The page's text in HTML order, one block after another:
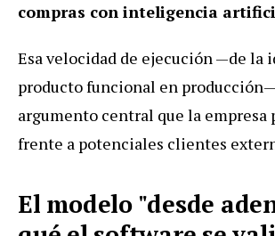
compras con inteligencia
Esa velocidad de ejecución —de la
producto funcional en
argumento central que la empresa
frente a potenciales clientes
El modelo "desde